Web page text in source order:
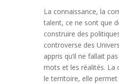
La connaissance, la
talent, ce ne sont que
construire des
controverse des
appris qu’il ne fallait
mots et les réalités. La
le territoire, elle